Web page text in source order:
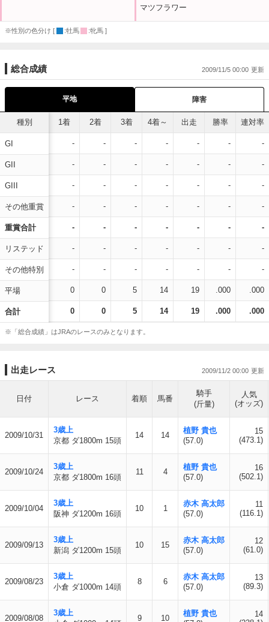
マツフラワー
※性別の色分け [ :牡馬 :牝馬 ]
総合成績 2009/11/5 00:00
平地 障害
種別
GI
GII
GIII
その他重賞
重賞合計
リステッド
その他特別
平場
合計
1着 2着 3着 4着～ 出走 勝率 連対率
- - - - - - -
- - - - - - -
- - - - - - -
- - - - - - -
- - - - - - -
- - - - - - -
- - - - - - -
0 0 5 14 19 .000 .000
0 0 5 14 19 .000 .000
※「総合成績」はJRAのレースのみとなります。
出走レース 2009/11/2 00:00
日付 レース 着順 馬番
騎手
(斤量)
人気
(オッズ)
2009/10/31
3歳上
京都 ダ1800m 15頭
14 14
植野 貴也
(57.0)
15
(473.1)
2009/10/24
3歳上
京都 ダ1800m 16頭
11 4
植野 貴也
(57.0)
16
(502.1)
2009/10/04
3歳上
阪神 ダ1200m 16頭
10 1
赤木 高太郎
(57.0)
11
(116.1)
2009/09/13
3歳上
新潟 ダ1200m 15頭
10 15
赤木 高太郎
(57.0)
12
(61.0)
2009/08/23
3歳上
小倉 ダ1000m 14頭
8 6
赤木 高太郎
(57.0)
13
(89.3)
2009/08/08
3歳上
9 10
植野 貴也
14